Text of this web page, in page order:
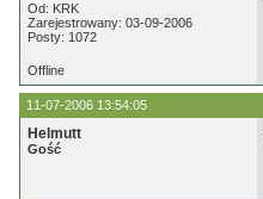
Od: KRK
Zarejestrowany: 03-09-2006
Posty: 1072
Offline
11-07-2006 13:54:05
Helmutt
Gość